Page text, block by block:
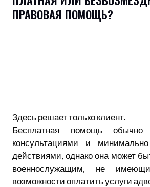
ПРАВОВАЯ ПОМОЩЬ?
Здесь решает только клиент.
Бесплатная помощь обычно
консультациями и
действиями, однако она может
военнослужащим, не
возможности оплатить услуги